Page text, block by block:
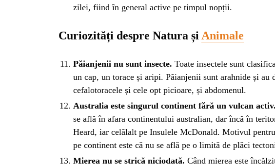
zilei, fiind în general active pe timpul nopții.
Curiozități despre Natura și Animale
Păianjenii nu sunt insecte. Toate insectele sunt
un cap, un torace și aripi. Păianjenii sunt arahnide și au
cefalotoracele și cele opt picioare, și abdomenul.
Australia este singurul continent fără un vulcan activ.
se află în afara continentului australian, dar încă în
Heard, iar celălalt pe Insulele McDonald. Motivul
pe continent este că nu se află pe o limită de plăci
Mierea nu se strică niciodată. Când mierea este
OAMENI
INSTALEAZA
APLICATIA